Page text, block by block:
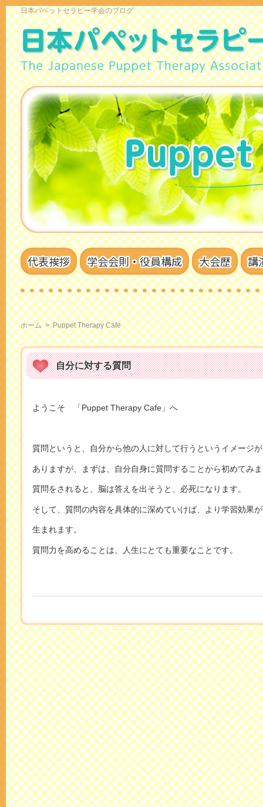
日本パペットセラピー学会のブログ
代表挨拶 学会会則・役員構成 大会歴 講
ホーム > Puppet Therapy Cafe
自分に対する質問
ようこそ 「Puppet Therapy Cafe」へ
質問というと、自分から他の人に対して行うというイメージが
ありますが、まずは、自分自身に質問することから初めてみ
質問をされると、脳は答えを出そうと、必死になります。
そして、質問の内容を具体的に深めていけば、より学習効果が
生まれます。
質問力を高めることは、人生にとても重要なことです。